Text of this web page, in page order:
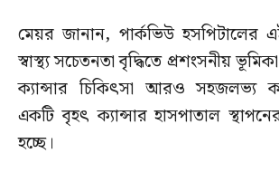
মেয়র জানান, পার্কভিউ হসপিটালের
স্বাস্থ্য সচেতনতা বৃদ্ধিতে প্রশংসনীয়
ক্যান্সার চিকিৎসা আরও সহজলভ্য
একটি বৃহৎ ক্যান্সার হাসপাতাল
হচ্ছে।